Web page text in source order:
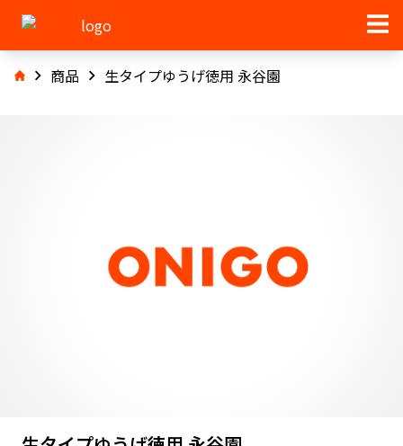
商品 生タイプゆうげ徳用 永谷園